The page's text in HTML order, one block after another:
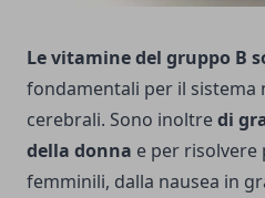
Le vitamine del gruppo B
fondamentali per il sistema
cerebrali. Sono inoltredi
della donna e per
femminili, dalla nausea in